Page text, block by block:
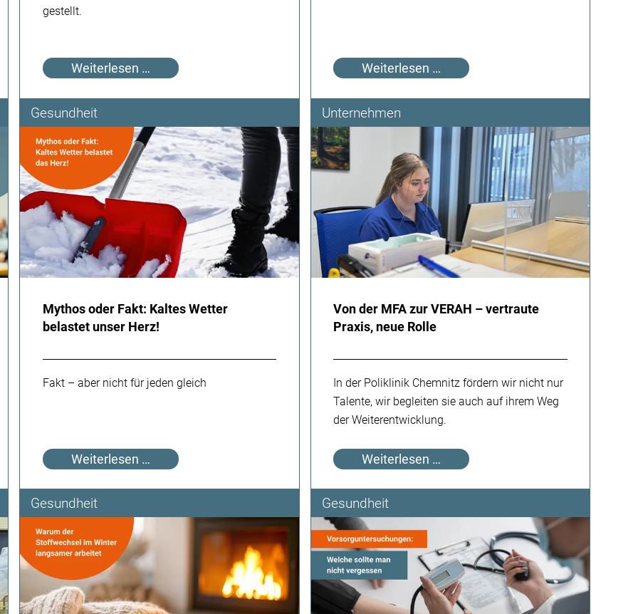
gestellt.
Weiterlesen … Welche
Bildgebung
passt
welchem
Befund?
Weiterlesen … Mythos
oder
Fakt:
ist
nur
Traurigkeit
Gesundheit
Mythos oder Fakt: Kaltes Wetter
belastet unser Herz!
Fakt – aber nicht für jeden gleich
Weiterlesen … Mythos
oder
Fakt:
belastet
unser
Herz!
Unternehmen
Von der MFA zur VERAH – vertraute
Praxis, neue Rolle
In der Poliklinik Chemnitz fördern wir nicht nur
Talente, wir begleiten sie auch auf ihrem Weg
der Weiterentwicklung.
Weiterlesen …
der
MFA
vertraute
Praxis,
neue
Rolle
Gesundheit Gesundheit